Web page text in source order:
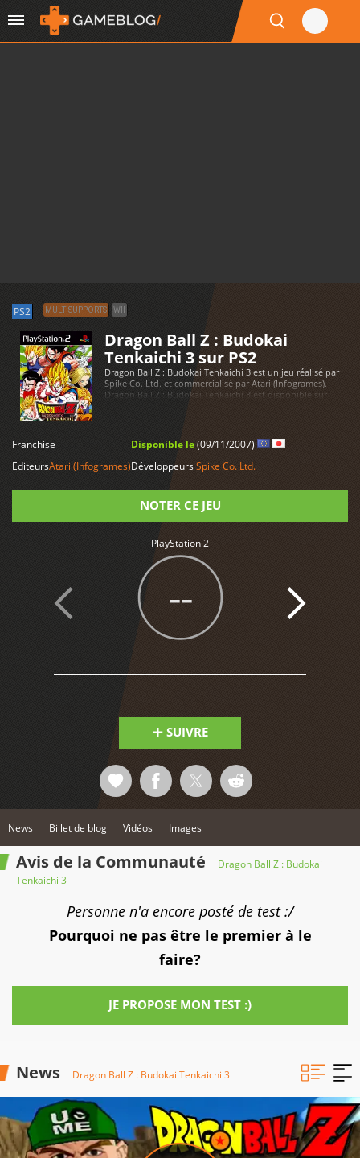
PS2 MULTISUPPORTS WII
Dragon Ball Z : Budokai
Tenkaichi 3 sur PS2
Dragon Ball Z : Budokai Tenkaichi 3 est un jeu réalisé par
Spike Co. Ltd. et commercialisé par Atari (Infogrames).
Dragon Ball Z : Budokai Tenkaichi 3 est disponible sur
Franchise
EditeursAtari (Infogrames)
Disponible le(09/11/2007)
DéveloppeursSpike Co. Ltd.
NOTER CE JEU
PlayStation 2
--
SUIVRE
News Billet de blog Vidéos Images
Avis de la Communauté
Dragon Ball Z : Budokai
Tenkaichi 3
Personne n'a encore posté de test :/
Pourquoi ne pas être le premier à le
faire?
JE PROPOSE MON TEST :)
News Dragon Ball Z : Budokai Tenkaichi 3